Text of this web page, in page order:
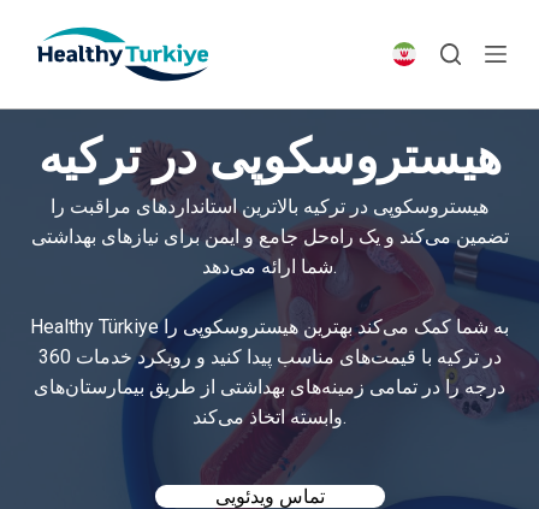
p
o
e
هیستروسکوپی در ترکیه
هیستروسکوپی در ترکیه بالاترین استانداردهای مراقبت را
تضمین می‌کند و یک راه‌حل جامع و ایمن برای نیازهای بهداشتی
شما ارائه می‌دهد.
Healthy Türkiye به شما کمک می‌کند بهترین هیستروسکوپی را
در ترکیه با قیمت‌های مناسب پیدا کنید و رویکرد خدمات 360
درجه را در تمامی زمینه‌های بهداشتی از طریق بیمارستان‌های
وابسته اتخاذ می‌کند.
تماس ویدئویی